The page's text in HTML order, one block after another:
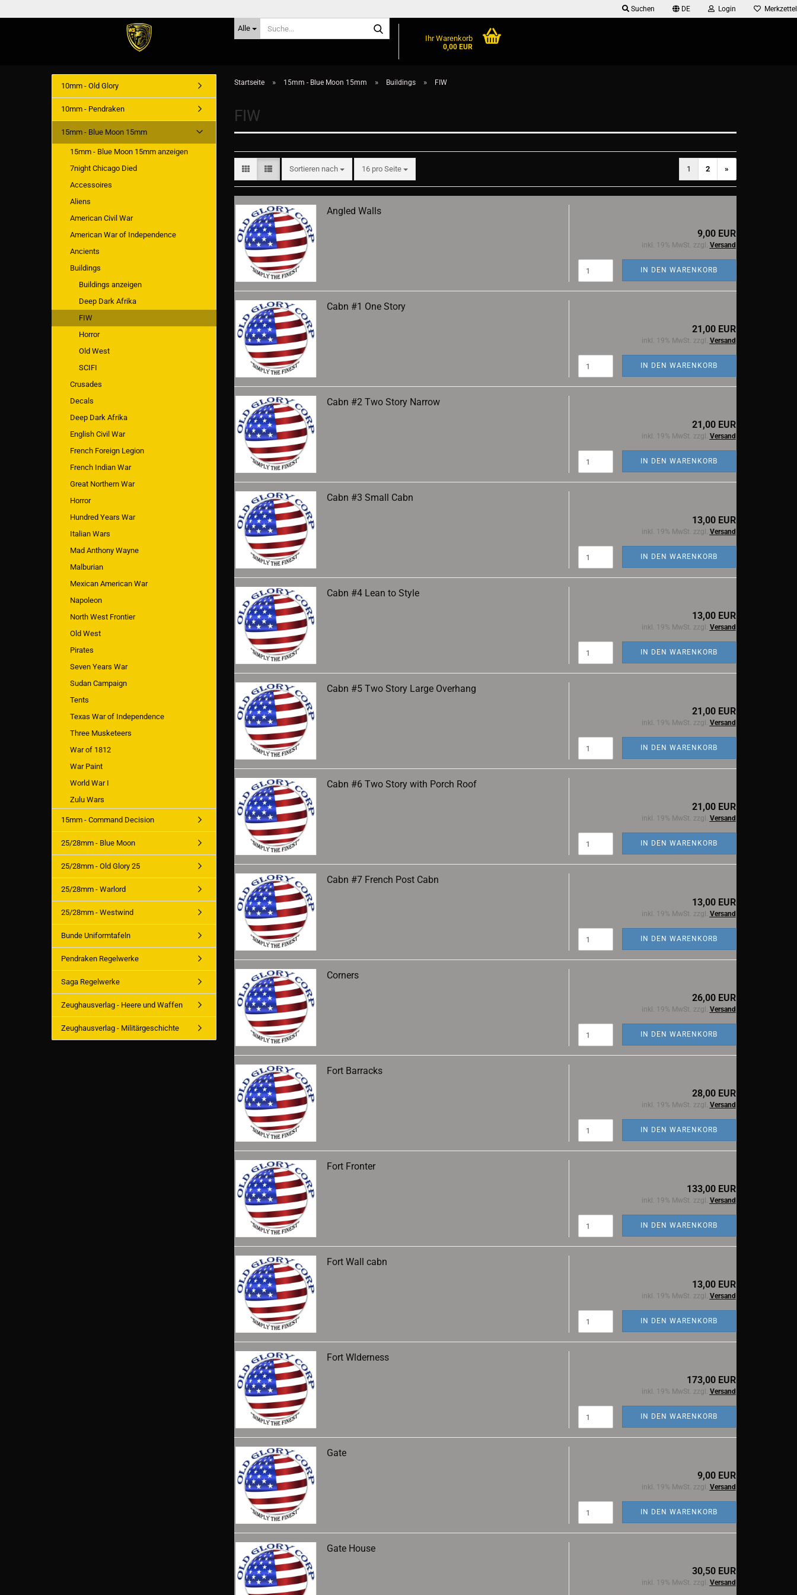
Suchen DE Login Merkzettel
Alle
Suche...
Ihr Warenkorb
0,00 EUR
Startseite » 15mm - Blue Moon 15mm » Buildings » FIW
FIW
Sortieren nach
Sortieren nach 16 pro Seite
pro Seite 1 2 »
Angled Walls
9,00 EUR
inkl. 19% MwSt. zzgl. Versand
IN DEN WARENKORB
Cabn #1 One Story
21,00 EUR
inkl. 19% MwSt. zzgl. Versand
IN DEN WARENKORB
Cabn #2 Two Story Narrow
21,00 EUR
inkl. 19% MwSt. zzgl. Versand
IN DEN WARENKORB
Cabn #3 Small Cabn
13,00 EUR
inkl. 19% MwSt. zzgl. Versand
IN DEN WARENKORB
Cabn #4 Lean to Style
13,00 EUR
inkl. 19% MwSt. zzgl. Versand
IN DEN WARENKORB
Cabn #5 Two Story Large Overhang
21,00 EUR
inkl. 19% MwSt. zzgl. Versand
IN DEN WARENKORB
Cabn #6 Two Story with Porch Roof
21,00 EUR
inkl. 19% MwSt. zzgl. Versand
IN DEN WARENKORB
Cabn #7 French Post Cabn
13,00 EUR
inkl. 19% MwSt. zzgl. Versand
IN DEN WARENKORB
Corners
26,00 EUR
inkl. 19% MwSt. zzgl. Versand
IN DEN WARENKORB
Fort Barracks
28,00 EUR
inkl. 19% MwSt. zzgl. Versand
IN DEN WARENKORB
Fort Fronter
133,00 EUR
inkl. 19% MwSt. zzgl. Versand
IN DEN WARENKORB
Fort Wall cabn
13,00 EUR
inkl. 19% MwSt. zzgl. Versand
IN DEN WARENKORB
Fort Wlderness
173,00 EUR
inkl. 19% MwSt. zzgl. Versand
IN DEN WARENKORB
Gate
9,00 EUR
inkl. 19% MwSt. zzgl. Versand
IN DEN WARENKORB
Gate House
30,50 EUR
inkl. 19% MwSt. zzgl. Versand
10mm - Old Glory
10mm - Pendraken
15mm - Blue Moon 15mm
15mm - Blue Moon 15mm anzeigen
7night Chicago Died
Accessoires
Aliens
American Civil War
American War of Independence
Ancients
Buildings
Buildings anzeigen
Deep Dark Afrika
FIW
Horror
Old West
SCIFI
Crusades
Decals
Deep Dark Afrika
English Civil War
French Foreign Legion
French Indian War
Great Northern War
Horror
Hundred Years War
Italian Wars
Mad Anthony Wayne
Malburian
Mexican American War
Napoleon
North West Frontier
Old West
Pirates
Seven Years War
Sudan Campaign
Tents
Texas War of Independence
Three Musketeers
War of 1812
War Paint
World War I
Zulu Wars
15mm - Command Decision
25/28mm - Blue Moon
25/28mm - Old Glory 25
25/28mm - Warlord
25/28mm - Westwind
Bunde Uniformtafeln
Pendraken Regelwerke
Saga Regelwerke
Zeughausverlag - Heere und Waffen
Zeughausverlag - Militärgeschichte